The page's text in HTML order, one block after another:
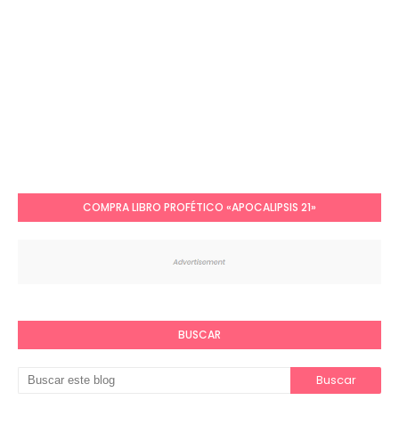
COMPRA LIBRO PROFÉTICO «APOCALIPSIS 21»
BUSCAR